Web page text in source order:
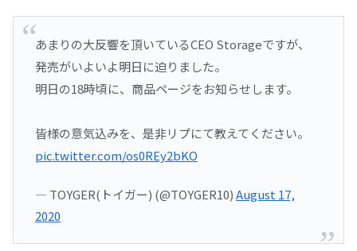
あまりの大反響を頂いているCEO Storageですが、
発売がいよいよ明日に迫りました。
明日の18時頃に、商品ページをお知らせします。
皆様の意気込みを、是非リプにて教えてください。
pic.twitter.com/os0REy2bKO
— TOYGER(トイガー) (@TOYGER10)August 17,
2020